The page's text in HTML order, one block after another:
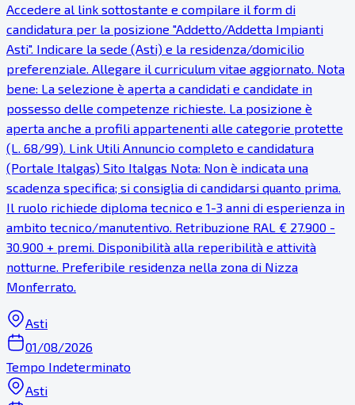
Accedere al link sottostante e compilare il form di
candidatura per la posizione "Addetto/Addetta Impianti
Asti". Indicare la sede (Asti) e la residenza/domicilio
preferenziale. Allegare il curriculum vitae aggiornato. Nota
bene: La selezione è aperta a candidati e candidate in
possesso delle competenze richieste. La posizione è
aperta anche a profili appartenenti alle categorie protette
(L. 68/99). Link Utili Annuncio completo e candidatura
(Portale Italgas) Sito Italgas Nota: Non è indicata una
scadenza specifica; si consiglia di candidarsi quanto prima.
Il ruolo richiede diploma tecnico e 1-3 anni di esperienza in
ambito tecnico/manutentivo. Retribuzione RAL € 27.900 -
30.900 + premi. Disponibilità alla reperibilità e attività
notturne. Preferibile residenza nella zona di Nizza
Monferrato.
Asti
01/08/2026
Tempo Indeterminato
Asti